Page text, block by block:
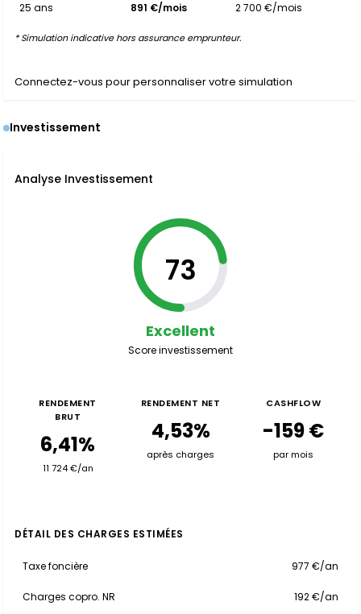
25 ans 891 €/mois 2 700 €/mois
* Simulation indicative hors assurance emprunteur.
Connectez-vous pour personnaliser votre simulation
Investissement
Analyse Investissement
73
Excellent
Score investissement
RENDEMENT
BRUT
6,41%
11 724 €/an
RENDEMENT NET
4,53%
après charges
CASHFLOW
-159 €
par mois
DÉTAIL DES CHARGES ESTIMÉES
Taxe foncière 977 €/an
Charges copro. NR 192 €/an